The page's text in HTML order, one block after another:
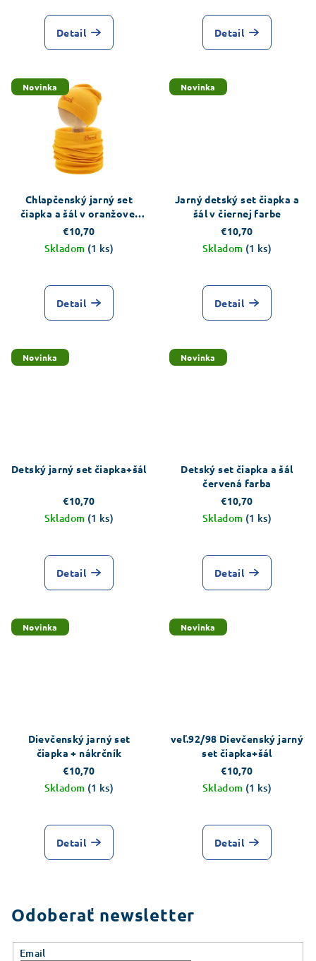
Detail Detail
Novinka
Chlapčenský jarný set
čiapka a šál v oranžovej
farbe
€10,70
Skladom (1 ks)
Detail
Novinka
Jarný detský set čiapka a
šál v čiernej farbe
€10,70
Skladom (1 ks)
Detail
Novinka
Detský jarný set čiapka+šál
€10,70
Skladom (1 ks)
Detail
Novinka
Detský set čiapka a šál
červená farba
€10,70
Skladom (1 ks)
Detail
Novinka
Dievčenský jarný set
čiapka + nákrčník
€10,70
Skladom (1 ks)
Detail
Novinka
veľ.92/98 Dievčenský jarný
set čiapka+šál
€10,70
Skladom (1 ks)
Detail
Odoberať newsletter
Email